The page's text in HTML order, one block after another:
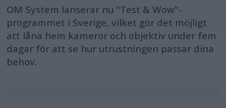
OM System lanserar nu "Test & Wow"-
programmet i Sverige, vilket gör det möjligt
att låna hem kameror och objektiv under fem
dagar för att se hur utrustningen passar dina
behov.